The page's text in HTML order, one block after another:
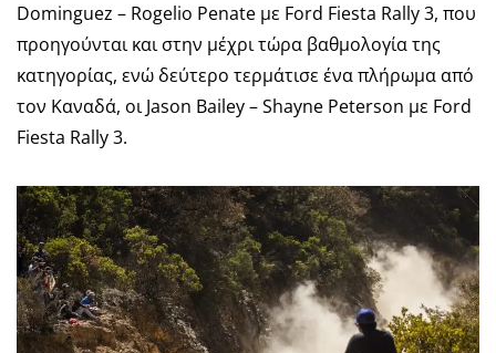
Dominguez – Rogelio Penate με Ford Fiesta Rally 3, που
προηγούνται και στην μέχρι τώρα βαθμολογία της
κατηγορίας, ενώ δεύτερο τερμάτισε ένα πλήρωμα από
τον Καναδά, οι Jason Bailey – Shayne Peterson με Ford
Fiesta Rally 3.